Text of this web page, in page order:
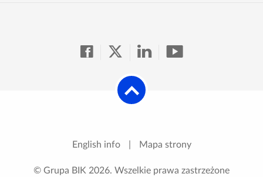
English info Mapa strony
© Grupa BIK 2026. Wszelkie prawa zastrzeżone